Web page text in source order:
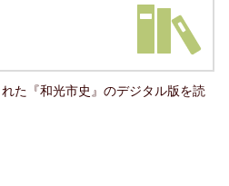
た『和光市史』のデジタル版を読